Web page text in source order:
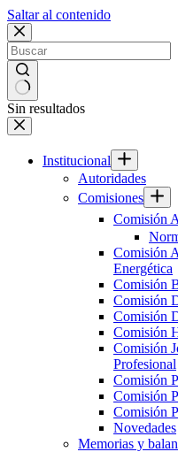
Saltar al contenido
Sin resultados
Institucional
Autoridades
Comisiones
Comisión
Comisión
Energética
Comisión
Comisión
Comisión
Comisión
Comisión
Profesional
Comisión
Comisión
Comisión
Novedades
Memorias y